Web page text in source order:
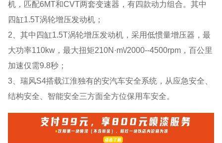
机，匹配6MT和CVT两套变速器，有四款动力组合。其中
四缸1.5T涡轮增压发动机；
2、其中四缸1.5T涡轮增压发动机，采用低惯量增压器，最
大功率110kw，最大扭矩210N·m\/2000--4500rpm，百公里
加速仅需9.8秒；
3、瑞风S4搭载江淮独有的安汽车安全系统，从应急安全、
结构安全、智能安全三方面全方位保用车安全。